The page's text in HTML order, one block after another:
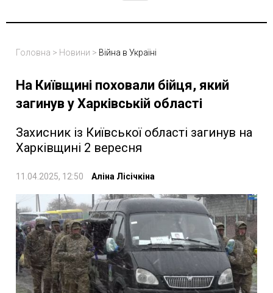
Головна > Новини > Війна в Україні
На Київщині поховали бійця, який
загинув у Харківській області
Захисник із Київської області загинув на
Харківщині 2 вересня
11.04.2025, 12:50 Аліна Лісічкіна